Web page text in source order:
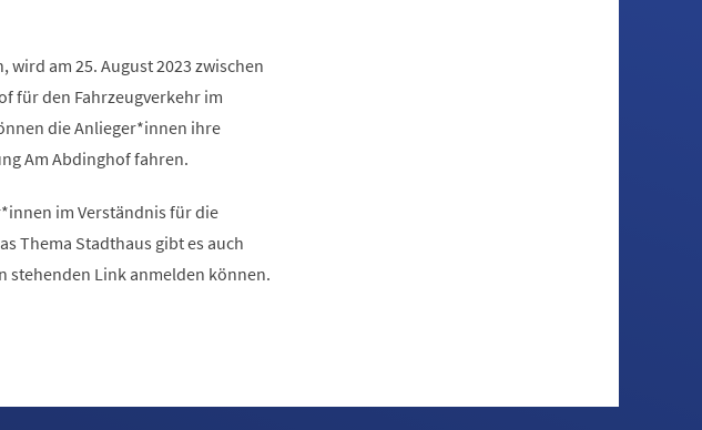
am 25. August 2023 zwischen
für den Fahrzeugverkehr im
die Anlieger*innen ihre
Am Abdinghof fahren.
im Verständnis für die
Thema Stadthaus gibt es auch
stehenden Link anmelden können.